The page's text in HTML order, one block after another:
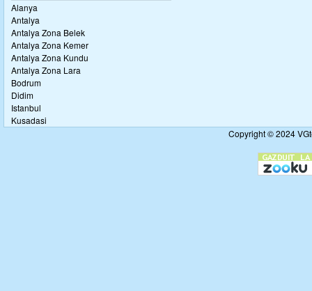
Alanya
Antalya
Antalya Zona Belek
Antalya Zona Kemer
Antalya Zona Kundu
Antalya Zona Lara
Bodrum
Didim
Istanbul
Kusadasi
Copyright © 2024